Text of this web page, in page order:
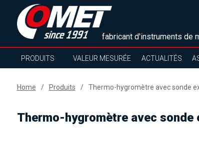
fabricant d'instruments de
PRODUITS VALEUR MESURÉE ACTUALITÉS
Home Produits Thermo-hygromètre avec sonde
Thermo-hygromètre avec sonde